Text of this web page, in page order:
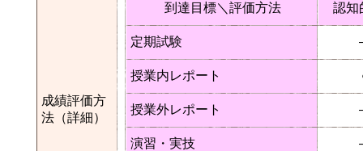
成績評価方
法（詳細）
到達目標＼評価方法 認知
定期試験
授業内レポート
授業外レポート
演習・実技